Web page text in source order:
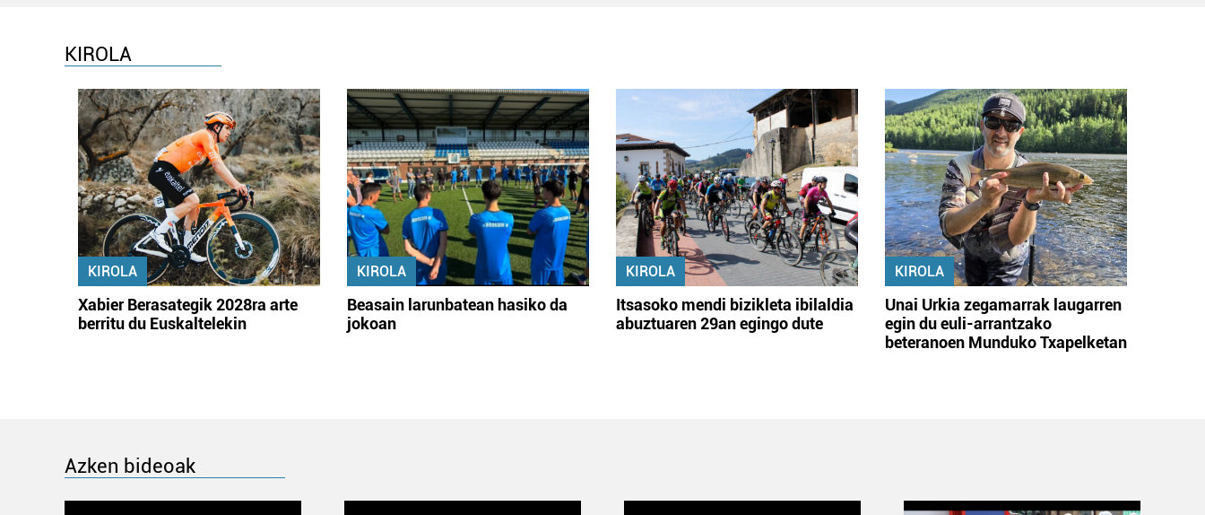
KIROLA
KIROLA
Xabier Berasategik 2028ra arte
berritu du Euskaltelekin
KIROLA
Beasain larunbatean hasiko da
jokoan
KIROLA
Itsasoko mendi bizikleta ibilaldia
abuztuaren 29an egingo dute
KIROLA
Unai Urkia zegamarrak laugarren
egin du euli-arrantzako
beteranoen Munduko Txapelketan
Azken bideoak